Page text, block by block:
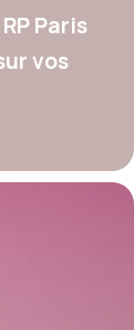
Paris
vos